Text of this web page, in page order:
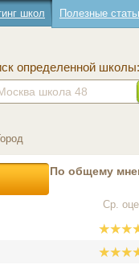
школ Полезные
определенной школы:
По общему
Ср.